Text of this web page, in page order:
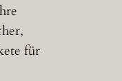
für